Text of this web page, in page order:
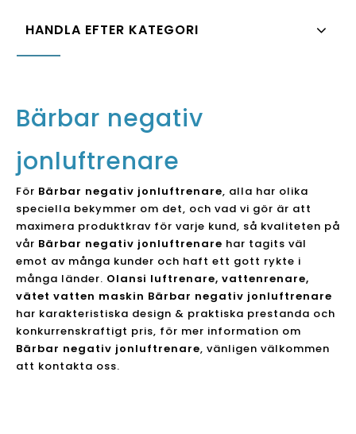
HANDLA EFTER KATEGORI
Bärbar negativ
jonluftrenare
För Bärbar negativ jonluftrenare, alla har olika
speciella bekymmer om det, och vad vi gör är att
maximera produktkrav för varje kund, så kvaliteten på
vår Bärbar negativ jonluftrenare har tagits väl
emot av många kunder och haft ett gott rykte i
många länder. Olansi luftrenare, vattenrenare,
vätet vatten maskin Bärbar negativ jonluftrenare
har karakteristiska design & praktiska prestanda och
konkurrenskraftigt pris, för mer information om
Bärbar negativ jonluftrenare, vänligen välkommen
att kontakta oss.